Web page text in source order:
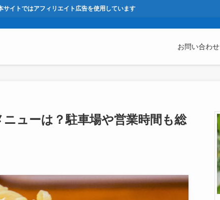
サイトではアフィリエイト広告を使用しています
お問い合わせ
ューは？駐車場や営業時間も総